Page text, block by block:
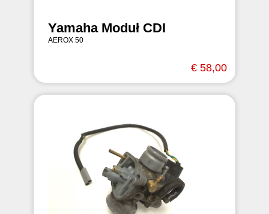
Yamaha Moduł CDI
AEROX 50
€ 58,00